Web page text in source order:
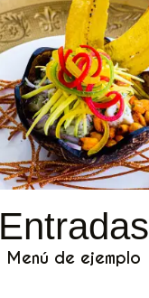
Entradas
Menú de ejemplo